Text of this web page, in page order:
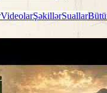
VideolarŞəkillərSuallar